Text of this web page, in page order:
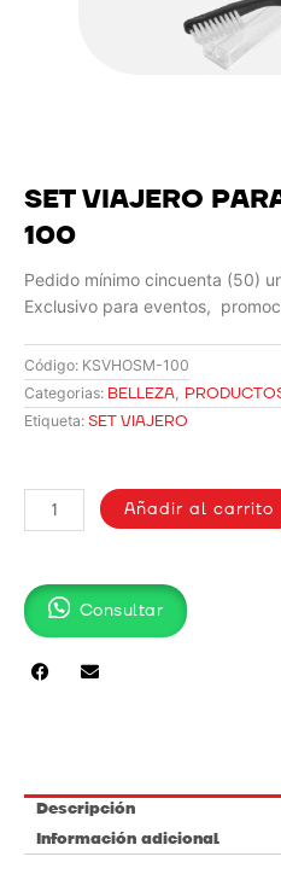
SET VIAJERO
100
Pedido mínimo cincuenta (50)
Exclusivo para eventos,
Código: KSVHOSM-100
Categorias: BELLEZA,
Etiqueta: SET VIAJERO
VIAJERO
PARA
SM-
100
cantidad
Añadir al carrito
Consultar
Descripción
Información adicional